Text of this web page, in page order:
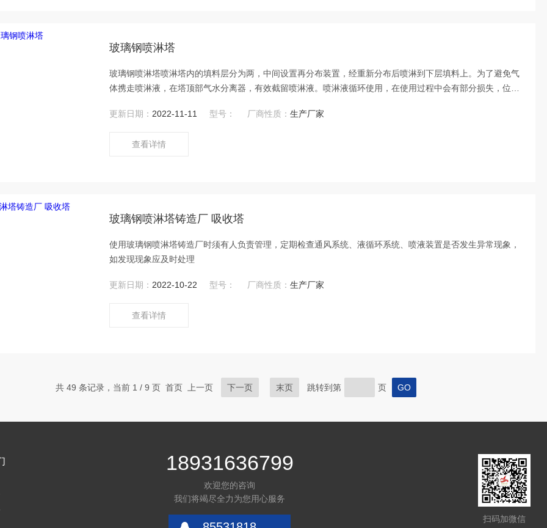
玻璃钢喷淋塔
玻璃钢喷淋塔喷淋塔内的填料层分为两，中间设置再分布装置，经重新分布后喷淋到下层填料上。为了避免气
体携走喷淋液，在塔顶部气水分离器，有效截留喷淋液。喷淋液循环使用，在使用过程中会有部分损失，位于
接触，异味气体被洗涤、吸附、分解后有组织排放。
更新日期： 2022-11-11 型号： 厂商性质：生产厂家
查看详情
玻璃钢喷淋塔铸造厂 吸收塔
使用玻璃钢喷淋塔铸造厂时须有人负责管理，定期检查通风系统、液循环系统、喷液装置是否发生异常现象，
如发现现象应及时处理
更新日期： 2022-10-22 型号： 厂商性质：生产厂家
查看详情
共 49 条记录，当前 1 / 9 页 首页 上一页 下一页 末页 跳转到第 页
18931636799
欢迎您的咨询
我们将竭尽全力为您用心服务
扫码加微信